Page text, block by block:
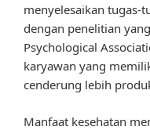
menyelesaikan tugas-
dengan penelitian
Psychological
karyawan yang
cenderung lebih
Manfaat kesehatan